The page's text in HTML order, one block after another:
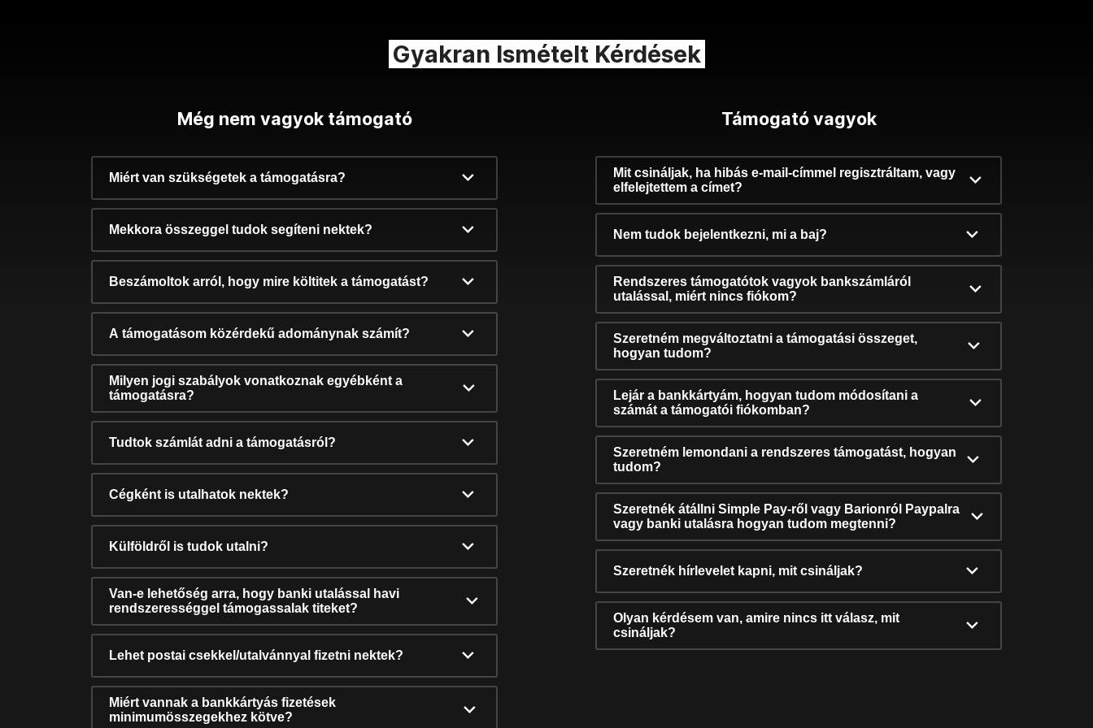
Gyakran Ismételt Kérdések
Még nem vagyok támogató
Miért van szükségetek a támogatásra?
Mekkora összeggel tudok segíteni nektek?
Beszámoltok arról, hogy mire költitek a támogatást?
A támogatásom közérdekű adománynak számít?
Milyen jogi szabályok vonatkoznak egyébként a
támogatásra?
Tudtok számlát adni a támogatásról?
Cégként is utalhatok nektek?
Külföldről is tudok utalni?
Van-e lehetőség arra, hogy banki utalással havi
rendszerességgel támogassalak titeket?
Lehet postai csekkel/utalvánnyal fizetni nektek?
Miért vannak a bankkártyás fizetések
minimumösszegekhez kötve?
Támogató vagyok
Mit csináljak, ha hibás e-mail-címmel regisztráltam, vagy
elfelejtettem a címet?
Nem tudok bejelentkezni, mi a baj?
Rendszeres támogatótok vagyok bankszámláról
utalással, miért nincs fiókom?
Szeretném megváltoztatni a támogatási összeget,
hogyan tudom?
Lejár a bankkártyám, hogyan tudom módosítani a
számát a támogatói fiókomban?
Szeretném lemondani a rendszeres támogatást, hogyan
tudom?
Szeretnék átállni Simple Pay-ről vagy Barionról Paypalra
vagy banki utalásra hogyan tudom megtenni?
Szeretnék hírlevelet kapni, mit csináljak?
Olyan kérdésem van, amire nincs itt válasz, mit
csináljak?